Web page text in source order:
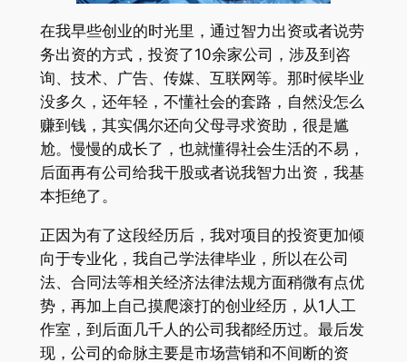
在我早些创业的时光里，通过智力出资或者说劳
务出资的方式，投资了10余家公司，涉及到咨
询、技术、广告、传媒、互联网等。那时候毕业
没多久，还年轻，不懂社会的套路，自然没怎么
赚到钱，其实偶尔还向父母寻求资助，很是尴
尬。慢慢的成长了，也就懂得社会生活的不易，
后面再有公司给我干股或者说我智力出资，我基
本拒绝了。
正因为有了这段经历后，我对项目的投资更加倾
向于专业化，我自己学法律毕业，所以在公司
法、合同法等相关经济法律法规方面稍微有点优
势，再加上自己摸爬滚打的创业经历，从1人工
作室，到后面几千人的公司我都经历过。最后发
现，公司的命脉主要是市场营销和不间断的资